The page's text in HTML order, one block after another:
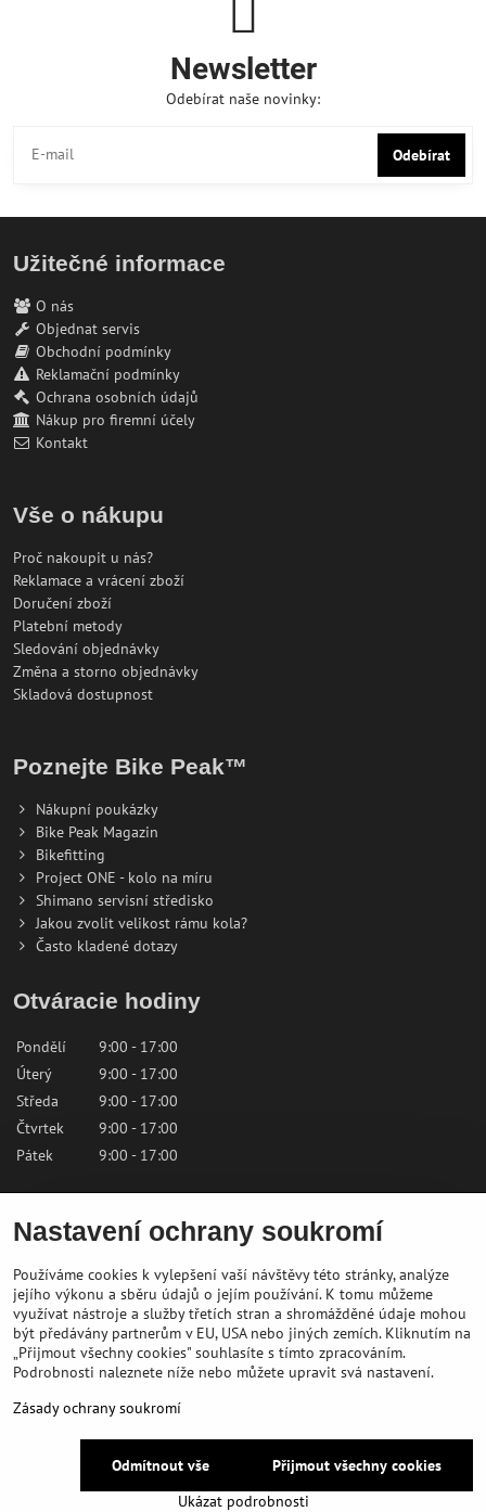
Newsletter
Odebírat naše novinky:
Odebírat
Užitečné informace
O nás
Objednat servis
Obchodní podmínky
Reklamační podmínky
Ochrana osobních údajů
Nákup pro firemní účely
Kontakt
Vše o nákupu
Proč nakoupit u nás?
Reklamace a vrácení zboží
Doručení zboží
Platební metody
Sledování objednávky
Změna a storno objednávky
Skladová dostupnost
Poznejte Bike Peak™
Nákupní poukázky
Bike Peak Magazin
Bikefitting
Project ONE - kolo na míru
Shimano servisní středisko
Jakou zvolit velikost rámu kola?
Často kladené dotazy
Otváracie hodiny
Pondělí
9:00 - 17:00
Úterý
9:00 - 17:00
Středa
9:00 - 17:00
Čtvrtek
9:00 - 17:00
Pátek
9:00 - 17:00
Neděle
Zavřeno
Kontaktujte nás
✉️ shop@bikepeak.sk
?
+421 46 549 23 32
Zásady ochrany soukromí
Vytvořeno systémem:ByznysWeb.cz
Nastavení ochrany soukromí
Používáme cookies k vylepšení vaší návštěvy této stránky, analýze
jejího výkonu a sběru údajů o jejím používání. K tomu můžeme
využívat nástroje a služby třetích stran a shromážděné údaje mohou
být předávány partnerům v EU, USA nebo jiných zemích. Kliknutím na
„Přijmout všechny cookies" souhlasíte s tímto zpracováním.
Podrobnosti naleznete níže nebo můžete upravit svá nastavení.
Zásady ochrany soukromí
Ukázat podrobnosti
Přijmout všechny cookies
Odmítnout vše